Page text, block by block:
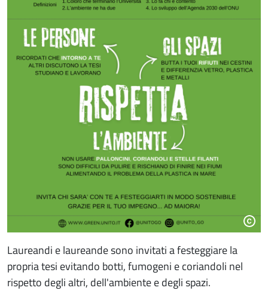
Laureandi e laureande sono invitati a festeggiare la
propria tesi evitando botti, fumogeni e coriandoli nel
rispetto degli altri, dell'ambiente e degli spazi.